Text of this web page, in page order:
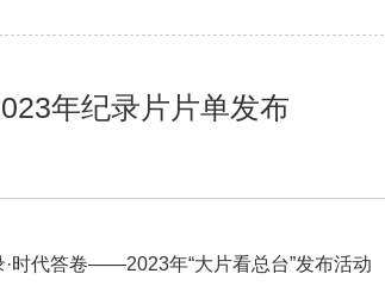
年纪录片片单发布
代答卷——2023年“大片看总台”发布活动